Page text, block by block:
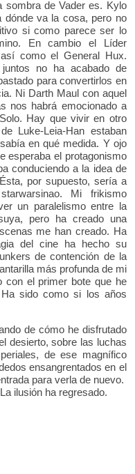
sombra de Vader es. Kylo
dónde va la cosa, pero no
si como parece ser lo
En cambio el Líder
como el General Hux.
no ha acabado de
para convertirlos en
Ni Darth Maul con aquel
nos habrá emocionado a
Hay que vivir en otro
Luke-Leia-Han estaban
en qué medida. Y ojo
esperaba el protagonismo
conduciendo a la idea de
por supuesto, sería a
Mi frikismo
un paralelismo entre la
pero ha creado una
me han creado. Ha
del cine ha hecho su
de contención de la
más profunda de mi
con el primer bote que he
sido como si los años
de cómo he disfrutado
desierto, sobre las luchas
de ese magnífico
ensangrentados en el
para verla de nuevo.
ilusión ha regresado.